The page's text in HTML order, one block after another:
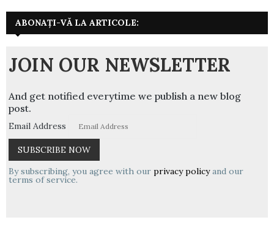
ABONAȚI-VĂ LA ARTICOLE:
JOIN OUR NEWSLETTER
And get notified everytime we publish a new blog
post.
Email Address
By subscribing, you agree with our privacy policyand our
terms of service.